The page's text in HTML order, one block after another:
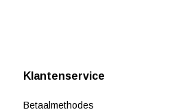
Klantenservice
Betaalmethodes